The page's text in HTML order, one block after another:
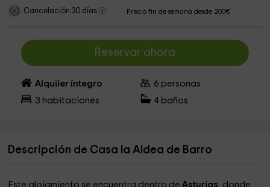
Cancelación 30 días Precio fin de semana desde 200€
Reservar ahora
Alquiler íntegro 6 personas
3 habitaciones 4 baños
Descripción de Casa la Aldea de Barro
Este alojamiento se encuentra dentro deAsturias, donde